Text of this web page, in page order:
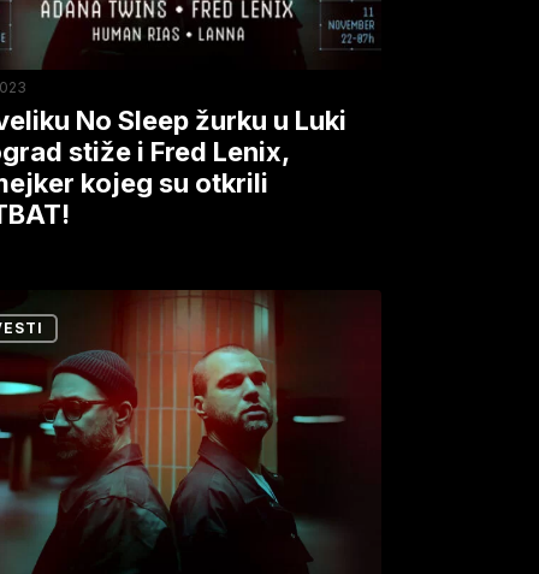
No Sleep žurku u Luki
stiže i Fred Lenix,
kojeg su otkrili